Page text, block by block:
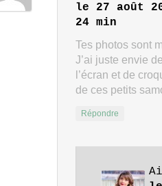
le 27 août
24 min
Tes photos sont
J’ai juste envie
l’écran et de
de ces petits
Répondre